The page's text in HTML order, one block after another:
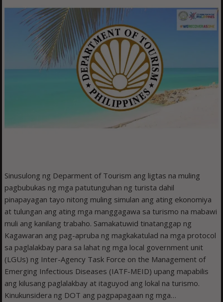
Sinusulong ng Deparment of Tourism ang ligtas na muling
pagbubukas ng mga patutunguhan ng turista dahil
pinapayagan tayo nitong muling simulan ang ating ekonomiya
at tulungan ang ating mga manggagawa sa turismo na mabawi
muli ang kanilang trabaho. Samakatuwid tinatanggap ng
Kagawaran ang pag-apruba ng magkakatulad na mga protocol
sa paglalakbay para sa lahat ng mga local government unit
(LGUs) ng Inter-Agency Task Force on the Management of
Emerging Infectious Diseases (IATF-MEID) upang mapabilis
ang kilusang paglalakbay at itaguyod ang lokal na turismo.
Kinukunsidera ng DOT ang pagpapagaan ng mga…